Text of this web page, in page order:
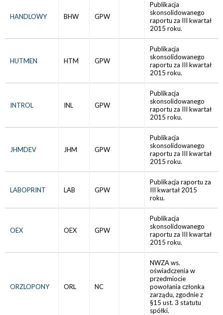
HANDLOWY BHW GPW
Publikacja
skonsolidowanego
raportu za III kwartał
2015 roku.
HUTMEN HTM GPW
Publikacja
skonsolidowanego
raportu za III kwartał
2015 roku.
INTROL INL GPW
Publikacja
skonsolidowanego
raportu za III kwartał
2015 roku.
JHMDEV JHM GPW
Publikacja
skonsolidowanego
raportu za III kwartał
2015 roku.
LABOPRINT LAB GPW
Publikacja raportu za
III kwartał 2015
roku.
OEX OEX GPW
Publikacja
skonsolidowanego
raportu za III kwartał
2015 roku.
ORZLOPONY ORL NC
NWZA ws.
oświadczenia w
przedmiocie
powołania członka
zarządu, zgodnie z
§15 ust. 3 statutu
spółki.